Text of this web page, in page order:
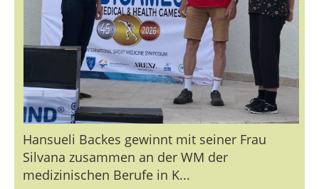
Hansueli Backes gewinnt mit seiner Frau
Silvana zusammen an der WM der
medizinischen Berufe in K...